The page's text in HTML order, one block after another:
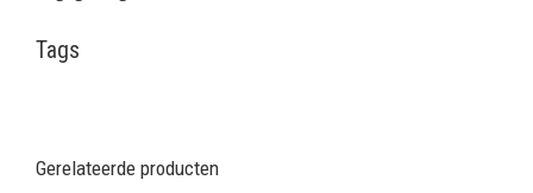
Tags
Gerelateerde producten